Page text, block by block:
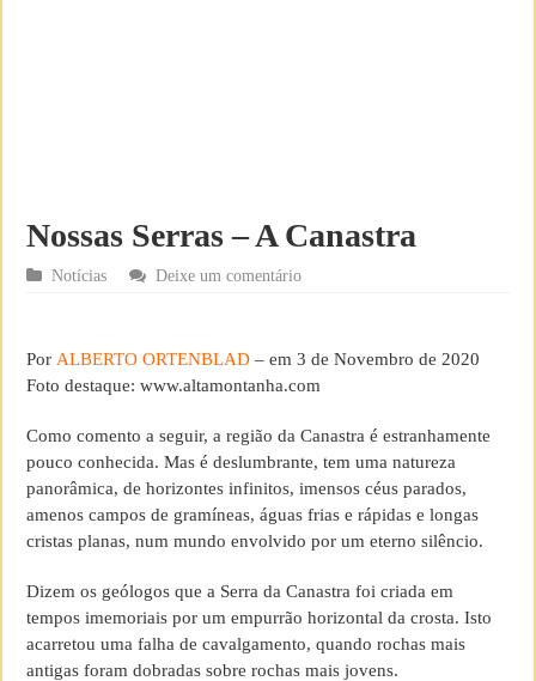
Nossas Serras – A Canastra
Notícias Deixe um comentário
PorALBERTO ORTENBLAD – em 3 de Novembro de 2020
Foto destaque: www.altamontanha.com
Como comento a seguir, a região da Canastra é estranhamente
pouco conhecida. Mas é deslumbrante, tem uma natureza
panorâmica, de horizontes infinitos, imensos céus parados,
amenos campos de gramíneas, águas frias e rápidas e longas
cristas planas, num mundo envolvido por um eterno silêncio.
Dizem os geólogos que a Serra da Canastra foi criada em
tempos imemoriais por um empurrão horizontal da crosta. Isto
acarretou uma falha de cavalgamento, quando rochas mais
antigas foram dobradas sobre rochas mais jovens.